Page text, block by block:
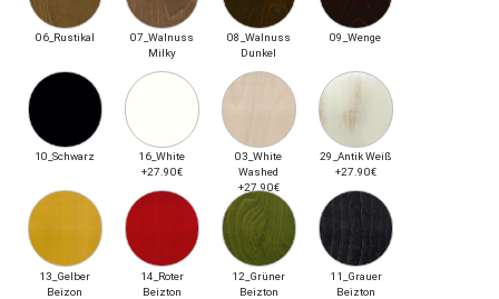
06_Rustikal
07_Walnuss
Milky
08_Walnuss
Dunkel
09_Wenge
10_Schwarz
16_White
+27.90€
03_White
Washed
+27.90€
29_Antik Weiß
+27.90€
13_Gelber
Beizon
14_Roter
Beizton
12_Grüner
Beizton
11_Grauer
Beizton